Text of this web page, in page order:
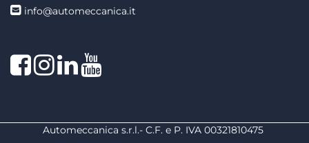
info@automeccanica.it
FacebookInstagram
linkedin
Automeccanica s.r.l.- C.F. e P. IVA 00321810475